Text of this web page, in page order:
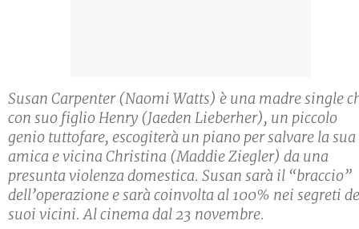
Susan Carpenter (Naomi Watts) è una madre single
con suo figlio Henry (Jaeden Lieberher), un piccolo
genio tuttofare, escogiterà un piano per salvare la sua
amica e vicina Christina (Maddie Ziegler) da una
presunta violenza domestica. Susan sarà il “braccio”
dell’operazione e sarà coinvolta al 100% nei segreti
suoi vicini. Al cinema dal 23 novembre.